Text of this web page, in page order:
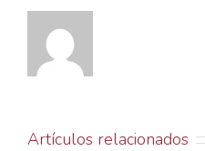
Artículos relacionados